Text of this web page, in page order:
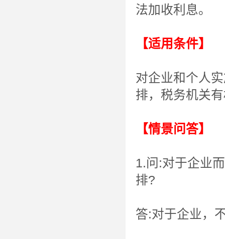
法加收利息。
【适用条件】
对企业和个人
排，税务机关
【情景问答】
1.问:对于企业
排?
答:对于企业，